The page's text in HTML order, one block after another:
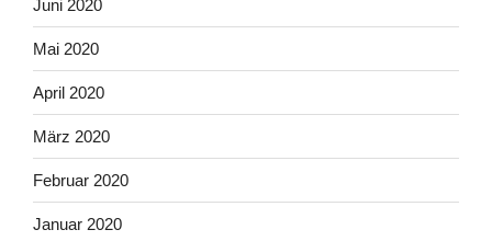
Juni 2020
Mai 2020
April 2020
März 2020
Februar 2020
Januar 2020